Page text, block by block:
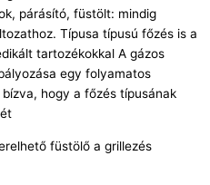
párásító, füstölt: mindig
Típusa típusú főzés is a
tartozékokkal A gázos
egy folyamatos
hogy a főzés típusának
füstölő a grillezés